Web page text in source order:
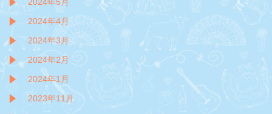
2024年5月
2024年4月
2024年3月
2024年2月
2024年1月
2023年11月